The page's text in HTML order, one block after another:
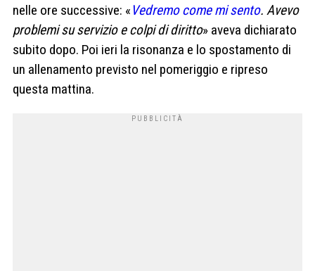
nelle ore successive: «Vedremo come mi sento. Avevo
problemi su servizio e colpi di diritto» aveva dichiarato
subito dopo. Poi ieri la risonanza e lo spostamento di
un allenamento previsto nel pomeriggio e ripreso
questa mattina.